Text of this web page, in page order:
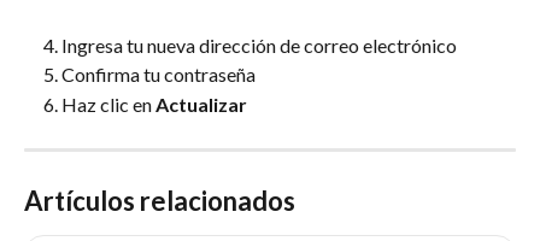
Ingresa tu nueva dirección de correo electrónico
Confirma tu contraseña
Haz clic en Actualizar
Artículos relacionados